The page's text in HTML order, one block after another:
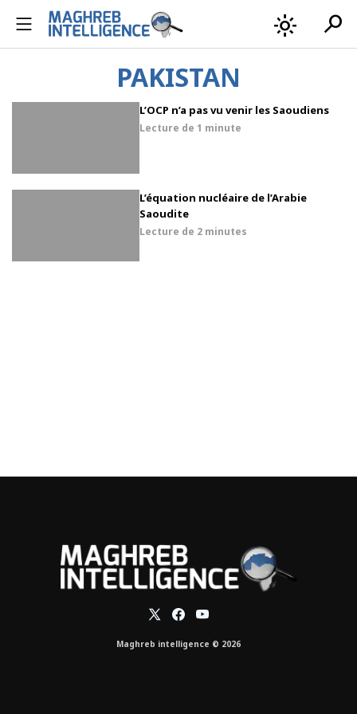
light_mode search
PAKISTAN
L’OCP n’a pas vu venir les Saoudiens
Lecture de 1 minute
L’équation nucléaire de l’Arabie
Saoudite
Lecture de 2 minutes
Maghreb intelligence © 2026